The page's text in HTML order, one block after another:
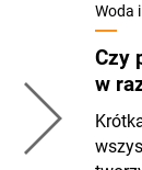
Woda
Czy
w